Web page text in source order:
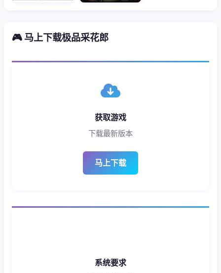
🎮 马上下载极品采花郎
获取游戏
下载最新版本
马上下载
系统要求